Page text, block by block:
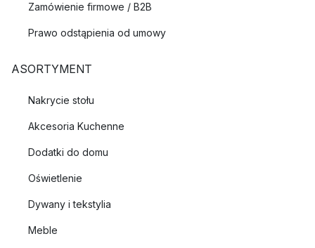
Zamówienie firmowe / B2B
Prawo odstąpienia od umowy
ASORTYMENT
Nakrycie stołu
Akcesoria Kuchenne
Dodatki do domu
Oświetlenie
Dywany i tekstylia
Meble